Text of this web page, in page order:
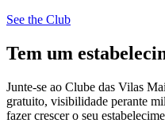
See the Club
Tem um
Junte-se ao Clube das Vilas
gratuito, visibilidade perante
fazer crescer o seu